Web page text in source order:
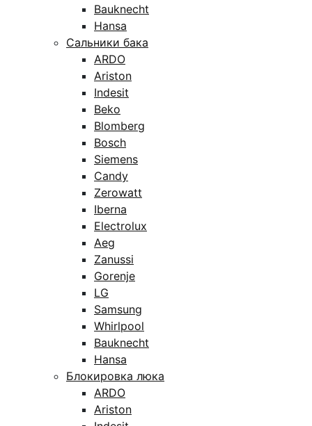
Bauknecht
Hansa
Сальники бака
ARDO
Ariston
Indesit
Beko
Blomberg
Bosch
Siemens
Candy
Zerowatt
Iberna
Electrolux
Aeg
Zanussi
Gorenje
LG
Samsung
Whirlpool
Bauknecht
Hansa
Блокировка люка
ARDO
Ariston